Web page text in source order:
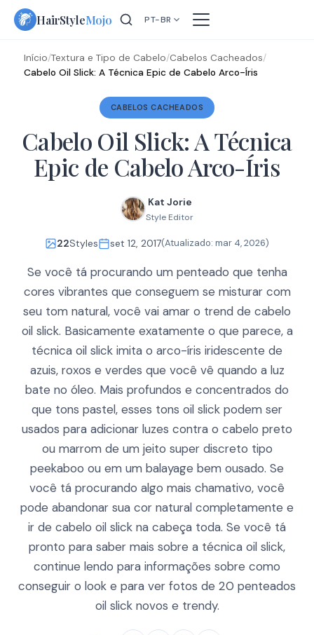
Skip
HairStyleMojo PT-BR
Início/Textura e Tipo de Cabelo/Cabelos Cacheados/
Cabelo Oil Slick: A Técnica Epic de Cabelo Arco-Íris
CABELOS CACHEADOS
Cabelo Oil Slick: A Técnica
Epic de Cabelo Arco-Íris
Kat Jorie
Style Editor
22Styles set 12, 2017(Atualizado: mar 4, 2026)
Se você tá procurando um penteado que tenha
cores vibrantes que conseguem se misturar com
seu tom natural, você vai amar o trend de cabelo
oil slick. Basicamente exatamente o que parece, a
técnica oil slick imita o arco-íris iridescente de
azuis, roxos e verdes que você vê quando a luz
bate no óleo. Mais profundos e concentrados do
que tons pastel, esses tons oil slick podem ser
usados para adicionar luzes contra o cabelo preto
ou marrom de um jeito super discreto tipo
peekaboo ou em um balayage bem ousado. Se
você tá procurando algo mais chamativo, você
pode abandonar sua cor natural completamente e
ir de cabelo oil slick na cabeça toda. Se você tá
pronto para saber mais sobre a técnica oil slick,
continue lendo para informações sobre como
conseguir o look e para ver fotos de 20 penteados
oil slick novos e trendy.